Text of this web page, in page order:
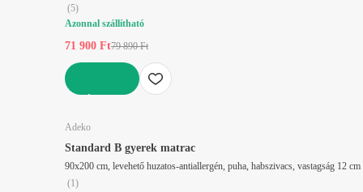
(5)
Azonnal szállítható
71 900 Ft79 890 Ft
Adeko
Standard B gyerek matrac
90x200 cm, levehető huzatos-antiallergén, puha, habszivacs, vastagság 12 cm
(1)